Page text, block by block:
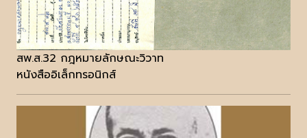
สพ.ส.32 กฎหมายลักษณะวิวาท
หนังสืออิเล็กทรอนิกส์